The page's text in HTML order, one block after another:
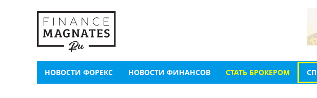
НОВОСТИ ФОРЕКС НОВОСТИ ФИНАНСОВ СТАТЬ БРОКЕРОМ